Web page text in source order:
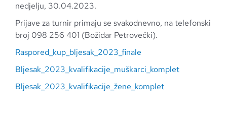
nedjelju, 30.04.2023.
Prijave za turnir primaju se svakodnevno, na telefonski
broj 098 256 401 (Božidar Petrovečki).
Raspored_kup_bljesak_2023_finale
Bljesak_2023_kvalifikacije_muškarci_komplet
Bljesak_2023_kvalifikacije_žene_komplet